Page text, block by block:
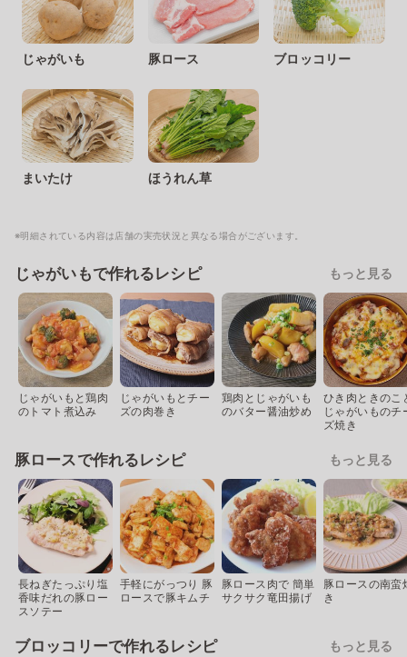
じゃがいも 豚ロース ブロッコリー
まいたけ ほうれん草
※明細されている内容は店舗の実売状況と異なる場合がございます。
じゃがいもで作れるレシピ もっと見る
じゃがいもと鶏肉
のトマト煮込み
じゃがいもとチー
ズの肉巻き
鶏肉とじゃがいも
のバター醤油炒め
ひき肉ときのこ
じゃがいものチ
ズ焼き
豚ロースで作れるレシピ もっと見る
長ねぎたっぷり塩
香味だれの豚ロー
スソテー
手軽にがっつり 豚
ロースで豚キムチ
豚ロース肉で 簡単
サクサク竜田揚げ
豚ロースの南蛮
き
ブロッコリーで作れるレシピ もっと見る